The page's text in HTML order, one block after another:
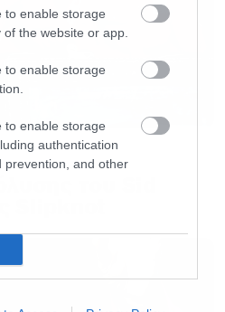
to enable storage
the website or app.
to enable storage
to enable storage
authentication
prevention, and other
να περάσουν στο επόμενο
metal στερεώματος.
του Sid